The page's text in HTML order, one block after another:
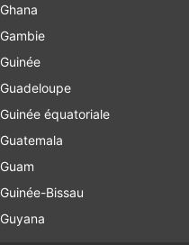
Ghana
Gambie
Guinée
Guadeloupe
Guinée équatoriale
Guatemala
Guam
Guinée-Bissau
Guyana